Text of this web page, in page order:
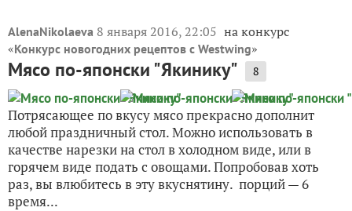
AlenaNikolaeva 8 января 2016, 22:05 на конкурс
«Конкурс новогодних рецептов с Westwing»
Мясо по-японски "Якинику" 8
Потрясающее по вкусу мясо прекрасно дополнит
любой праздничный стол. Можно использовать в
качестве нарезки на стол в холодном виде, или в
горячем виде подать с овощами. Попробовав хоть
раз, вы влюбитесь в эту вкуснятину. порций — 6
время...